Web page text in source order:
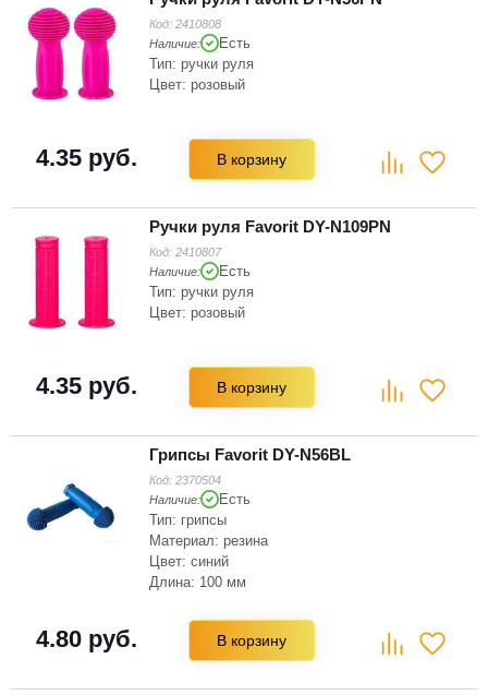
Код: 2410808
Наличие:
Есть
Тип: ручки руля
Цвет: розовый
4.35 руб. В корзину
Ручки руля Favorit DY-N109PN
Код: 2410807
Наличие:
Есть
Тип: ручки руля
Цвет: розовый
4.35 руб. В корзину
Грипсы Favorit DY-N56BL
Код: 2370504
Наличие:
Есть
Тип: грипсы
Материал: резина
Цвет: синий
Длина: 100 мм
4.80 руб. В корзину